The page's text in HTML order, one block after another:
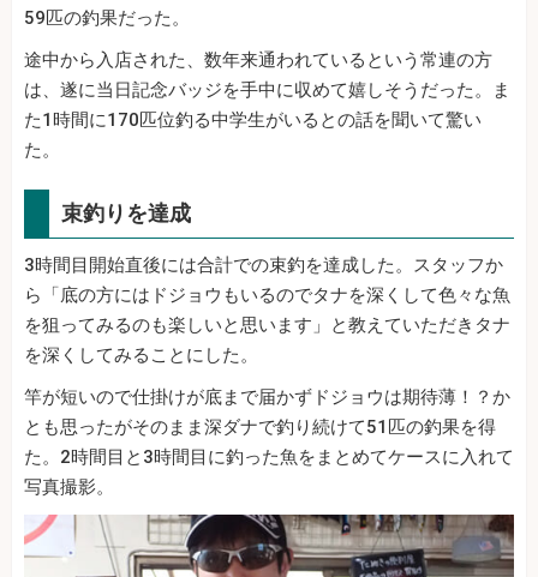
59匹の釣果だった。
途中から入店された、数年来通われているという常連の方
は、遂に当日記念バッジを手中に収めて嬉しそうだった。ま
た1時間に170匹位釣る中学生がいるとの話を聞いて驚い
た。
束釣りを達成
3時間目開始直後には合計での束釣を達成した。スタッフか
ら「底の方にはドジョウもいるのでタナを深くして色々な魚
を狙ってみるのも楽しいと思います」と教えていただきタナ
を深くしてみることにした。
竿が短いので仕掛けが底まで届かずドジョウは期待薄！？か
とも思ったがそのまま深ダナで釣り続けて51匹の釣果を得
た。2時間目と3時間目に釣った魚をまとめてケースに入れて
写真撮影。